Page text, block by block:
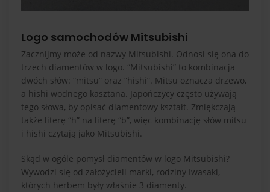
Logo samochodów Mitsubishi
Zacznijmy może od nazwy Mitsubishi. Odnosi się ona do
trzech diamentów w logo. “Mitsubishi” to kombinacja
dwóch słów: “mitsu” oraz “hishi”. Mitsu oznacza drzewo,
a hishi wodnego kasztana. Japończycy często używają
tego słowa, by opisać diamentowy kształt. Zmiękczają
także literę “h” na literę “b”, więc kombinację słów mitsu
i hishi czytają jako Mitsubishi.
Skąd w ogóle pomysł diamentów w logo Mitsubishi?
Wywodzi się od założycieli marki, rodziny Iwasaki,
których herbem były właśnie 3 diamenty.